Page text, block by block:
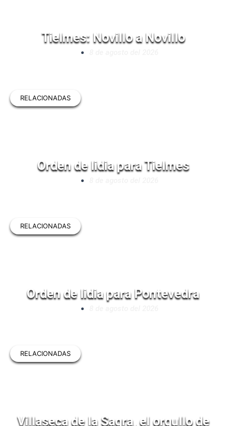
Tielmes: Novillo a Novillo
RELACIONADAS
Orden de lidia para Tielmes
RELACIONADAS
Orden de lidia para Pontevedra
RELACIONADAS
Villaseca de la Sagra, el orgullo de